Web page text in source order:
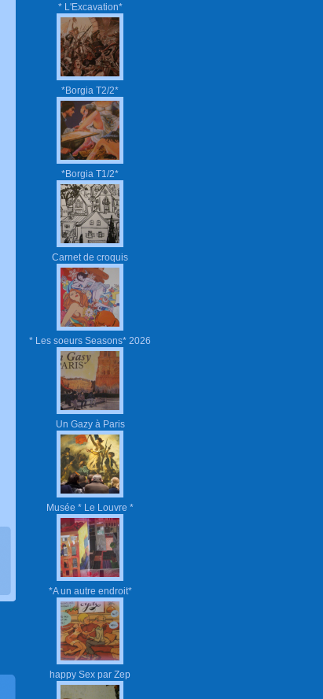
* L'Excavation*
*Borgia T2/2*
*Borgia T1/2*
Carnet de croquis
* Les soeurs Seasons* 2026
Un Gazy à Paris
Musée * Le Louvre *
*A un autre endroit*
happy Sex par Zep